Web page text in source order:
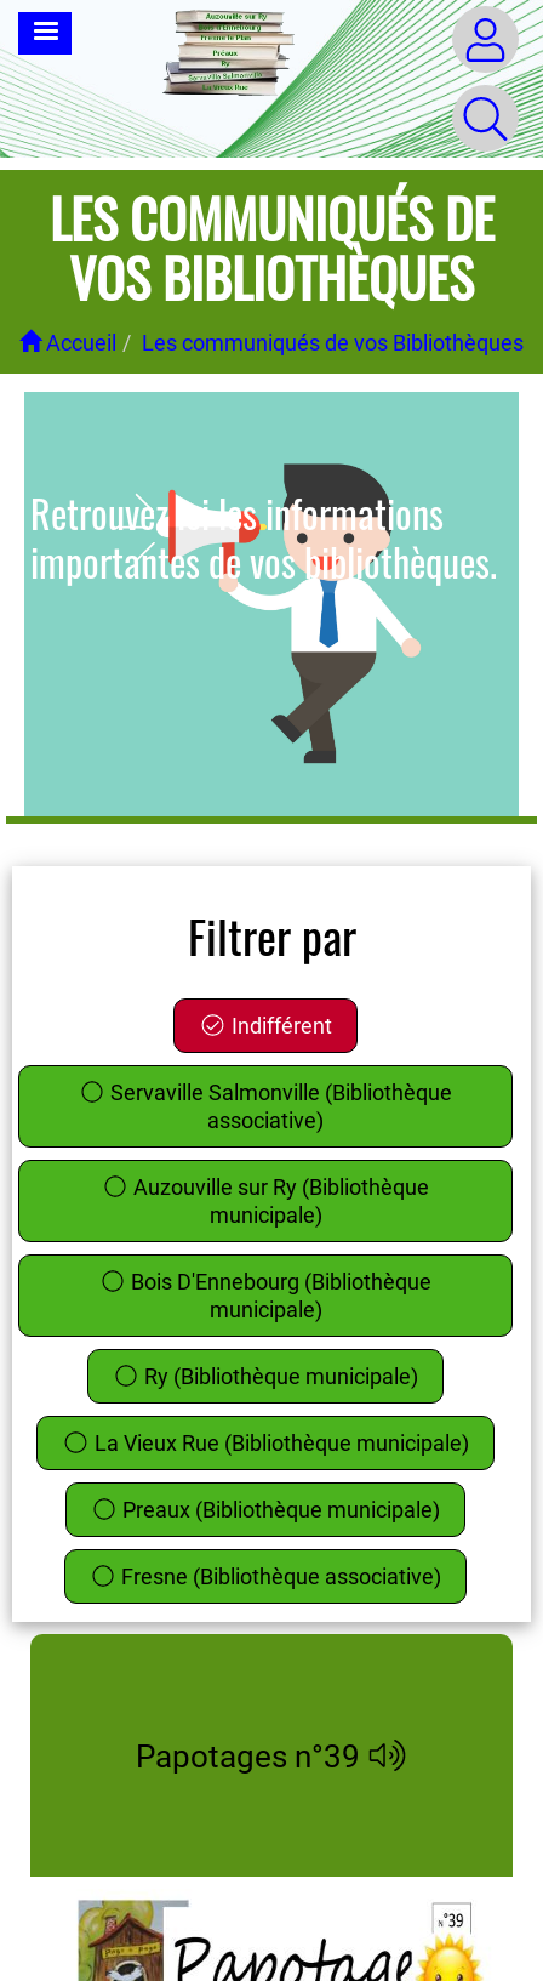
Aller
contenu
principal
LES COMMUNIQUÉS DE
VOS BIBLIOTHÈQUES
Accueil Les communiqués de vos Bibliothèques
Retrouvez ici les informations
importantes de vos bibliothèques.
Filtrer par
Indifférent
Servaville Salmonville (Bibliothèque
associative)
Auzouville sur Ry (Bibliothèque
municipale)
Bois D'Ennebourg (Bibliothèque
municipale)
Ry (Bibliothèque municipale)
La Vieux Rue (Bibliothèque municipale)
Preaux (Bibliothèque municipale)
Fresne (Bibliothèque associative)
Papotages n°39